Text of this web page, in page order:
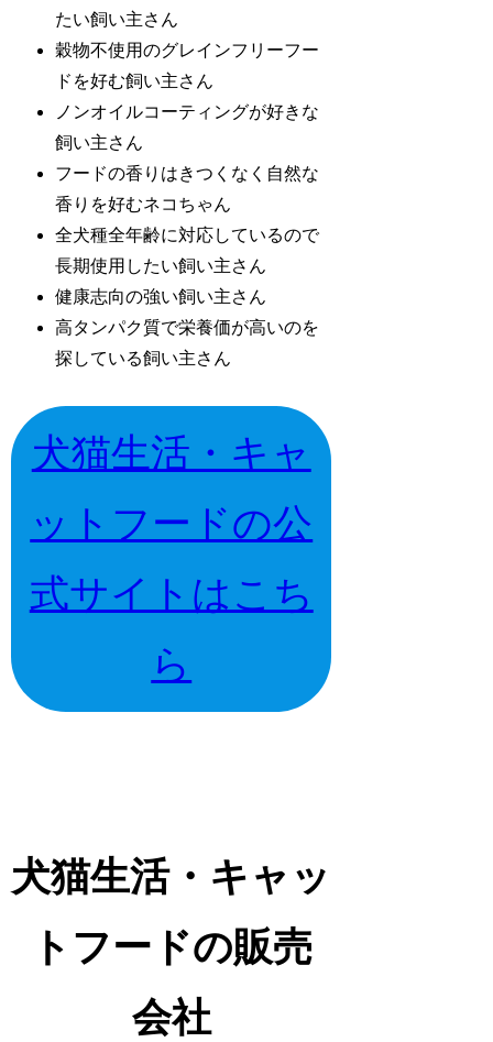
たい飼い主さん
穀物不使用のグレインフリーフー
ドを好む飼い主さん
ノンオイルコーティングが好きな
飼い主さん
フードの香りはきつくなく自然な
香りを好むネコちゃん
全犬種全年齢に対応しているので
長期使用したい飼い主さん
健康志向の強い飼い主さん
高タンパク質で栄養価が高いのを
探している飼い主さん
犬猫生活・キャ
ットフードの公
式サイトはこち
ら
犬猫生活・キャッ
トフードの販売
会社